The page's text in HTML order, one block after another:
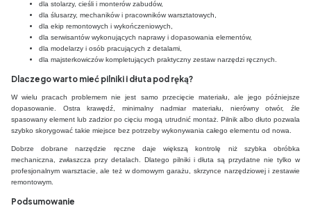
dla stolarzy, cieśli i monterów zabudów,
dla ślusarzy, mechaników i pracowników warsztatowych,
dla ekip remontowych i wykończeniowych,
dla serwisantów wykonujących naprawy i dopasowania elementów,
dla modelarzy i osób pracujących z detalami,
dla majsterkowiczów kompletujących praktyczny zestaw narzędzi ręcznych.
Dlaczego warto mieć pilniki i dłuta pod ręką?
W wielu pracach problemem nie jest samo przecięcie materiału, ale jego późniejsze
dopasowanie. Ostra krawędź, minimalny nadmiar materiału, nierówny otwór, źle
spasowany element lub zadzior po cięciu mogą utrudnić montaż. Pilnik albo dłuto pozwala
szybko skorygować takie miejsce bez potrzeby wykonywania całego elementu od nowa.
Dobrze dobrane narzędzie ręczne daje większą kontrolę niż szybka obróbka
mechaniczna, zwłaszcza przy detalach. Dlatego pilniki i dłuta są przydatne nie tylko w
profesjonalnym warsztacie, ale też w domowym garażu, skrzynce narzędziowej i zestawie
remontowym.
Podsumowanie